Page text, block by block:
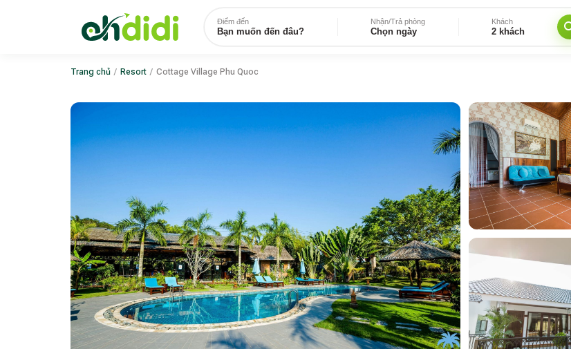
Điểm đến
Bạn muốn đến đâu?
Nhận/Trả phòng
Chọn ngày
Khách
2 khách
Trang chủ / Resort / Cottage Village Phu Quoc